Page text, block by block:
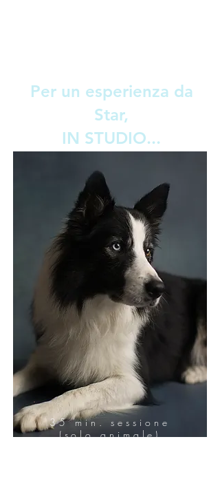
35 min. sessione
(solo animale)
Per un esperienza da
Star,
IN STUDIO...